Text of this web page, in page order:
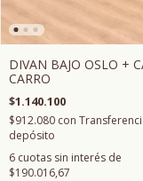
DIVAN BAJO OSLO +
CARRO
$1.140.100
$912.080 con
depósito
6 cuotas sin interés de
$190.016,67